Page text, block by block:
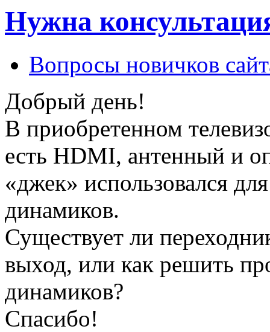
Нужна
Вопросы новичков
Добрый день!
В приобретенном
есть HDMI, антенный и
«джек» использовался
динамиков.
Существует ли
выход, или как решить
динамиков?
Спасибо!